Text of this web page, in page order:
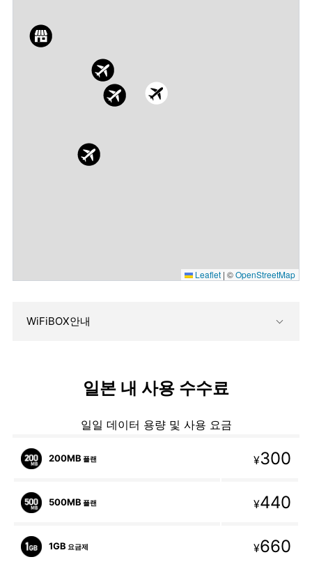
Leaflet | ©OpenStreetMap
WiFiBOX안내
일본 내 사용 수수료
일일 데이터 용량 및 사용 요금
200MB 플랜 ¥300
500MB 플랜 ¥440
1GB 요금제 ¥660